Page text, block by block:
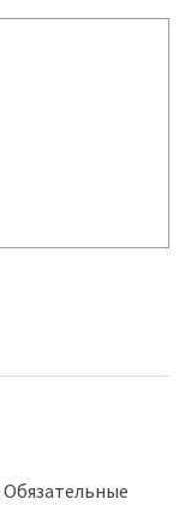
Обязательные